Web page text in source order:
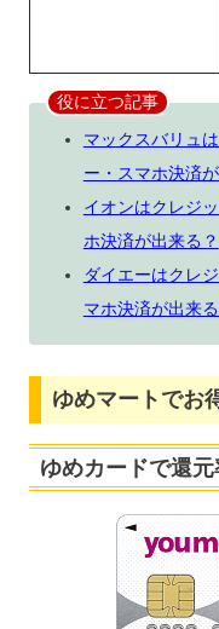
役に立つ記事
マックスバリュ
ー・スマホ決済
イオンはクレジ
ホ決済が出来る？
ダイエーはクレ
マホ決済が出来る
ゆめマートでお
ゆめカードで還元